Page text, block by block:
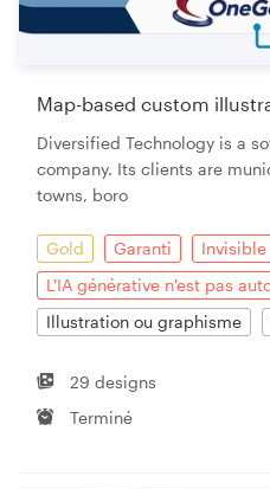
Map-based custom
Diversified Technology is a
company. Its clients are
towns, boro
Gold Garanti
Invisible
L'IA générative n'est pas
Illustration ou graphisme
29 designs
Terminé